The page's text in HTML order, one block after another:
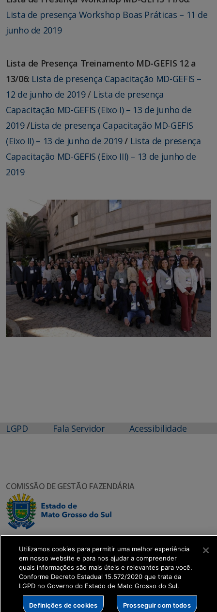
Lista de presença Workshop Boas Práticas – 11 de
junho de 2019
Lista de Presença Treinamento MD-GEFIS 12 a
13/06: Lista de presença Capacitação MD-GEFIS –
12 de junho de 2019/ Lista de presença
Capacitação MD-GEFIS (Eixo I) – 13 de junho de
2019/Lista de presença Capacitação MD-GEFIS
(Eixo II) – 13 de junho de 2019/ Lista de presença
Capacitação MD-GEFIS (Eixo III) – 13 de junho de
2019
LGPD Fala Servidor Acessibilidade
COMISSÃO DE GESTÃO FAZENDÁRIA
SETDIG | Secretaria-Executiva de Transformação
Digital
Utilizamos cookies para permitir uma melhor experiência
em nosso website e para nos ajudar a compreender
quais informações são mais úteis e relevantes para você.
Conforme Decreto Estadual 15.572/2020 que trata da
LGPD no Governo do Estado de Mato Grosso do Sul.
Definições de cookies Prosseguir com todos